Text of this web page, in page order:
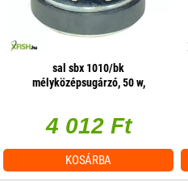
sal sbx 1010/bk
mélyközépsugárzó, 50 w,
4 012 Ft
KOSÁRBA